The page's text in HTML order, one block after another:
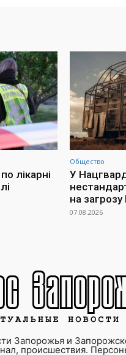
лікарні
Общество
У
на загрозу
07.08.2026
Запорожья и
происшествия.